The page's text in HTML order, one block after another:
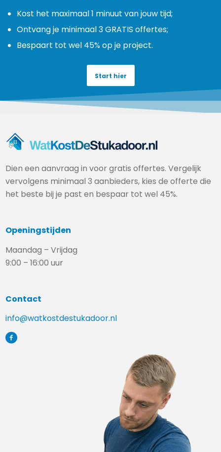
Kost het maximaal 1 minuut van jouw tijd;
Ontvang je minimaal 3 GRATIS offertes;
Bespaart tot wel 45% op je project.
Start hier
Dien een aanvraag in voor gratis offertes. Vergelijk
vervolgens minimaal 3 aanbieders, kies de offerte die
het beste bij je past en bespaar tot wel 45%.
Openingstijden
Maandag – Vrijdag
9:00 – 16:00 uur
Contact
info@watkostdestukadoor.nl